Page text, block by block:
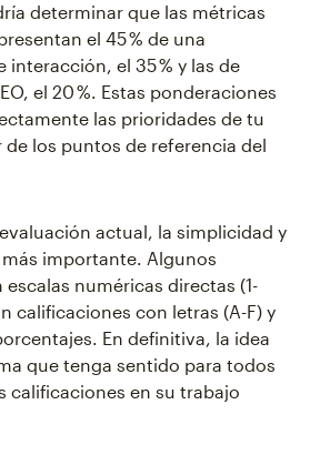
determinar que las métricas
el 45 % de una
interacción, el 35 % y las de
el 20 %. Estas ponderaciones
las prioridades de tu
de los puntos de referencia del
actual, la simplicidad y
importante. Algunos
numéricas directas (1-
calificaciones con letras (A-F) y
En definitiva, la idea
que tenga sentido para todos
calificaciones en su trabajo